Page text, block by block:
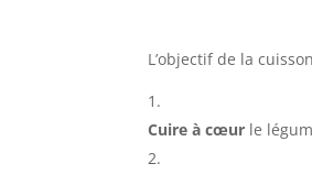
L’objectif de la
Cuire à cœur le